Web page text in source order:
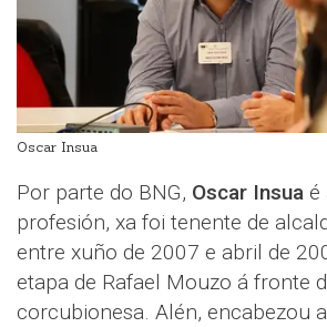
Oscar Insua
Por parte do BNG, Oscar Insua é
profesión, xa foi tenente de
entre xuño de 2007 e abril de
etapa de Rafael Mouzo á fronte
corcubionesa. Alén, encabezou